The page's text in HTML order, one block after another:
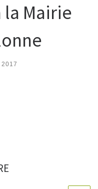
Mairie